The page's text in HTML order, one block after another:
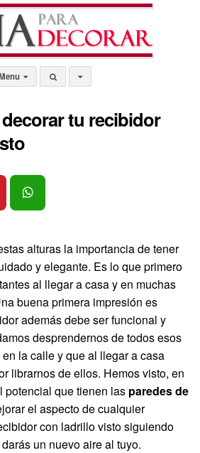
tu recibidor
alturas la importancia de tener
y elegante. Es lo que primero
al llegar a casa y en muchas
buena primera impresión es
además debe ser funcional y
desprendernos de todos esos
la calle y que al llegar a casa
librarnos de ellos. Hemos visto, en
potencial que tienen las paredes de
el aspecto de cualquier
con ladrillo visto siguiendo
un nuevo aire al tuyo.